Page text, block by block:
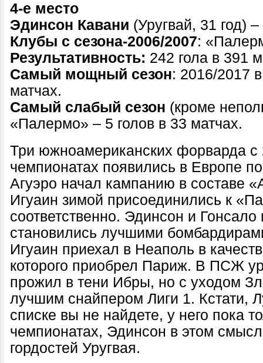
4-е место
Эдинсон Кавани (Уругвай, 31 год)
Клубы с сезона-2006/2007:
Результативность: 242 гола в 391
Самый мощный сезон: 2016/2017
матчах.
Самый слабый сезон (кроме
«Палермо» – 5 голов в 33 матчах.
Три южноамериканских форварда с
чемпионатах появились в Европе
Агуэро начал кампанию в составе
Игуаин зимой присоединились к
соответственно. Эдинсон и
становились лучшими
Игуаин приехал в Неаполь в
которого приобрел Париж. В ПСЖ
прожил в тени Ибры, но с уходом
лучшим снайпером Лиги 1. Кстати,
списке вы не найдете, у него пока
чемпионатах, Эдинсон в этом
гордостей Уругвая.